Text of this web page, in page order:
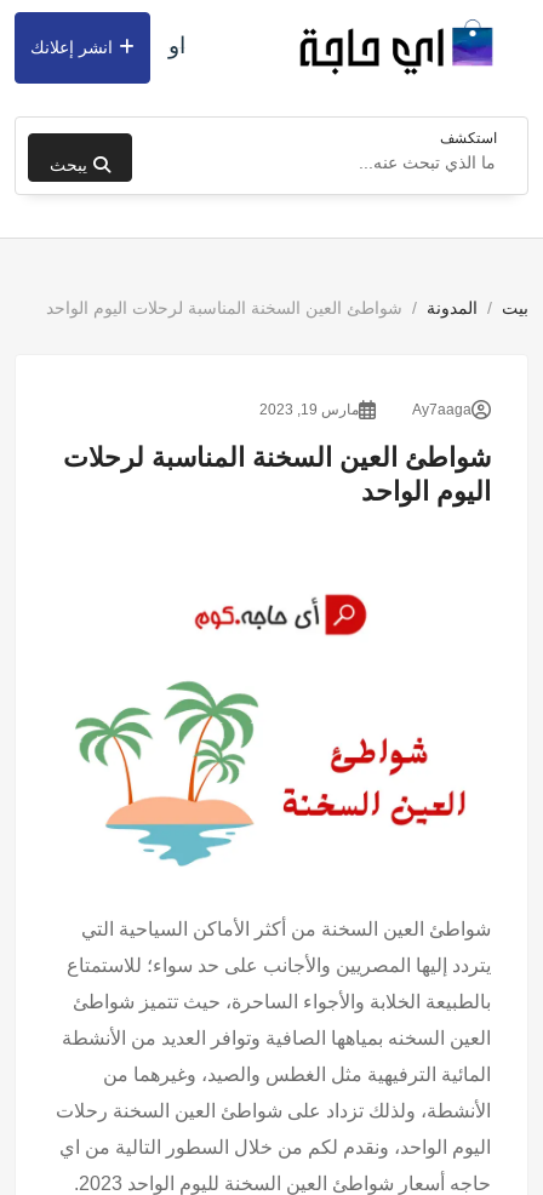
استكشف
يبحث
او انشر إعلانك
بيت المدونة شواطئ العين السخنة المناسبة لرحلات اليوم الواحد
Ay7aaga مارس 19, 2023
شواطئ العين السخنة المناسبة لرحلات
اليوم الواحد
شواطئ العين السخنة من أكثر الأماكن السياحية التي
يتردد إليها المصريين والأجانب على حد سواء؛ للاستمتاع
بالطبيعة الخلابة والأجواء الساحرة، حيث تتميز شواطئ
العين السخنه بمياهها الصافية وتوافر العديد من الأنشطة
المائية الترفيهية مثل الغطس والصيد، وغيرهما من
الأنشطة، ولذلك تزداد على شواطئ العين السخنة رحلات
اليوم الواحد، ونقدم لكم من خلال السطور التالية من اي
حاجه أسعار شواطئ العين السخنة لليوم الواحد 2023.